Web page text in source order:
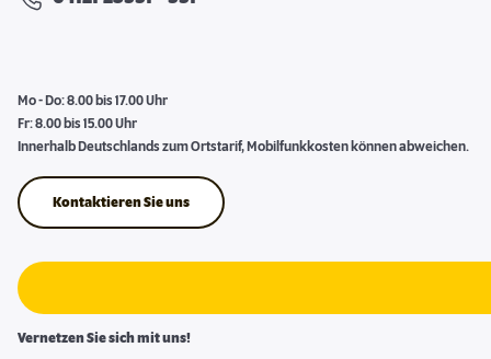
Mo - Do: 8.00 bis 17.00 Uhr
Fr: 8.00 bis 15.00 Uhr
Innerhalb Deutschlands zum Ortstarif, Mobilfunkkosten können abweichen.
Kontaktieren Sie uns
Vernetzen Sie sich mit uns!